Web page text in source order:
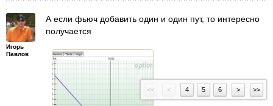
Игорь
Павлов
А если фьюч добавить один и один пут, то интересно
получается
<< < 4 5 6 > >>